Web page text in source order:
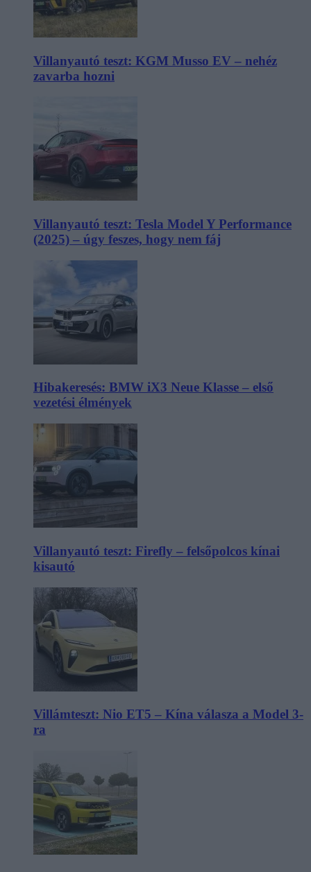
Villanyautó teszt: KGM Musso EV – nehéz
zavarba hozni
Villanyautó teszt: Tesla Model Y Performance
(2025) – úgy feszes, hogy nem fáj
Hibakeresés: BMW iX3 Neue Klasse – első
vezetési élmények
Villanyautó teszt: Firefly – felsőpolcos kínai
kisautó
Villámteszt: Nio ET5 – Kína válasza a Model 3-
ra